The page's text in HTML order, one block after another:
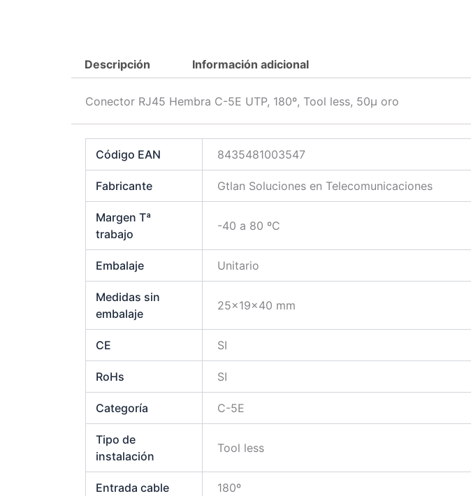
Descripción Información adicional
Conector RJ45 Hembra C-5E UTP, 180º, Tool less, 50μ oro
Código EAN 8435481003547
Fabricante Gtlan Soluciones en Telecomunicaciones
Margen Tª
trabajo
-40 a 80 ºC
Embalaje Unitario
Medidas sin
embalaje
25x19x40 mm
CE SI
RoHs SI
Categoría C-5E
Tipo de
instalación
Tool less
Entrada cable 180º